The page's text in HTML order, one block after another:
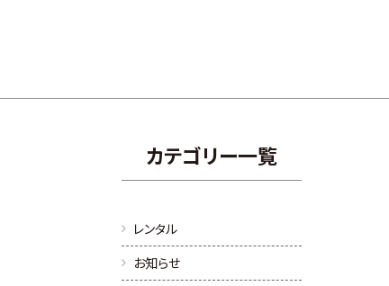
カテゴリー一覧
レンタル
お知らせ